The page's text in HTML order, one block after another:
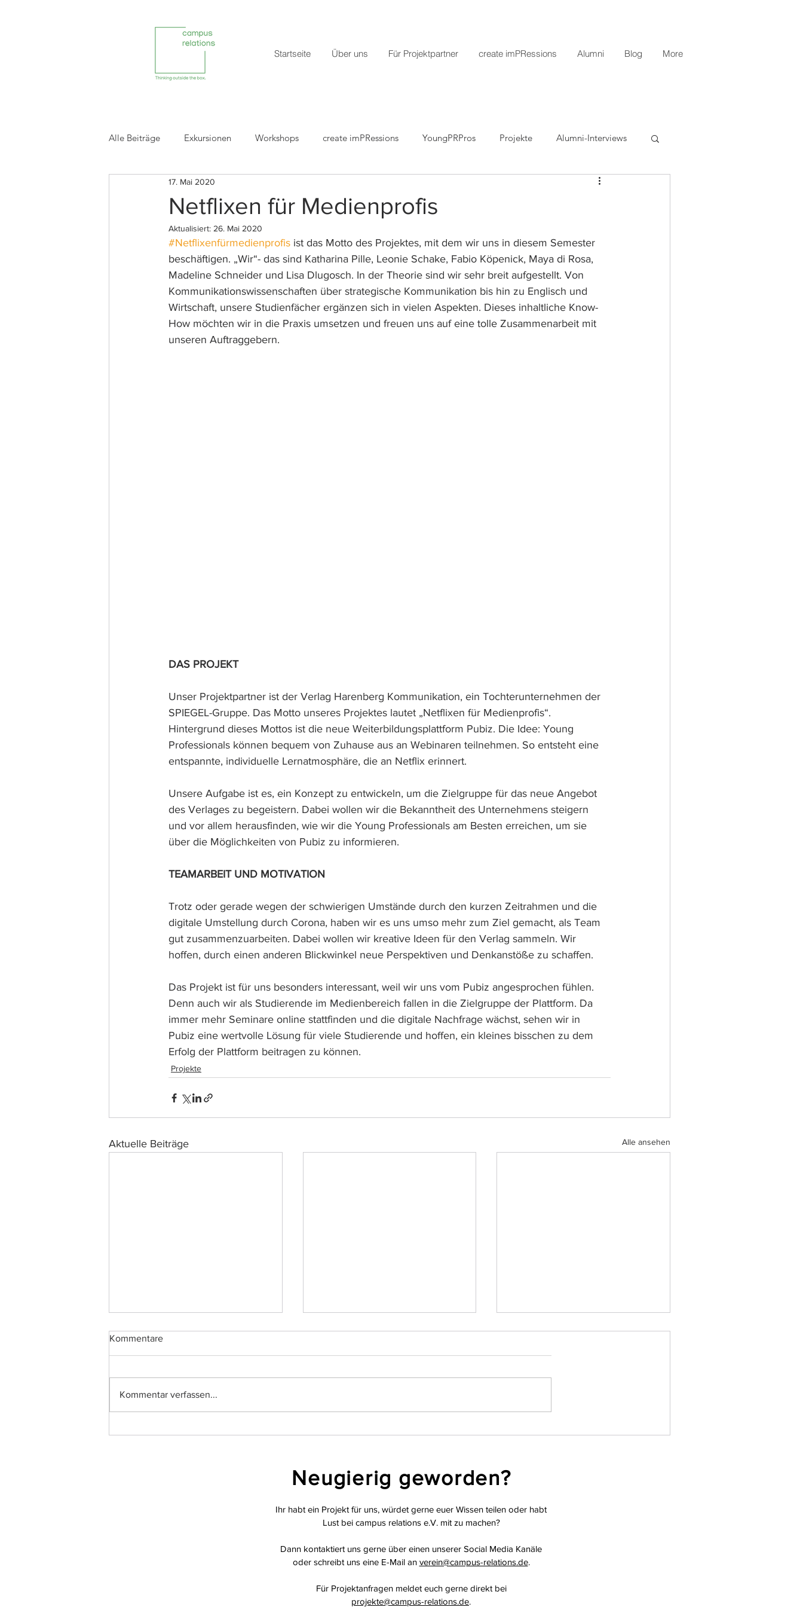
Startseite Über uns Für Projektpartner create imPRessions Alumni Blog More
Alle Beiträge Exkursionen Workshops create imPRessions YoungPRPros Projekte Alumni-Interviews
Reviews ehemaliger Projektpartner
Netflixen für Medienprofis
17. Mai 2020
Aktualisiert: 26. Mai 2020
#Netflixenfürmedienprofis ist das Motto des Projektes, mit dem wir uns in diesem Semester
beschäftigen. „Wir“- das sind Katharina Pille, Leonie Schake, Fabio Köpenick, Maya di Rosa,
Madeline Schneider und Lisa Dlugosch. In der Theorie sind wir sehr breit aufgestellt. Von
Kommunikationswissenschaften über strategische Kommunikation bis hin zu Englisch und
Wirtschaft, unsere Studienfächer ergänzen sich in vielen Aspekten. Dieses inhaltliche Know-
How möchten wir in die Praxis umsetzen und freuen uns auf eine tolle Zusammenarbeit mit
unseren Auftraggebern.
DAS PROJEKT
Unser Projektpartner ist der Verlag Harenberg Kommunikation, ein Tochterunternehmen der
SPIEGEL-Gruppe. Das Motto unseres Projektes lautet „Netflixen für Medienprofis“.
Hintergrund dieses Mottos ist die neue Weiterbildungsplattform Pubiz. Die Idee: Young
Professionals können bequem von Zuhause aus an Webinaren teilnehmen. So entsteht eine
entspannte, individuelle Lernatmosphäre, die an Netflix erinnert.
Unsere Aufgabe ist es, ein Konzept zu entwickeln, um die Zielgruppe für das neue Angebot
des Verlages zu begeistern. Dabei wollen wir die Bekanntheit des Unternehmens steigern
und vor allem herausfinden, wie wir die Young Professionals am Besten erreichen, um sie
über die Möglichkeiten von Pubiz zu informieren.
TEAMARBEIT UND MOTIVATION
Trotz oder gerade wegen der schwierigen Umstände durch den kurzen Zeitrahmen und die
digitale Umstellung durch Corona, haben wir es uns umso mehr zum Ziel gemacht, als Team
gut zusammenzuarbeiten. Dabei wollen wir kreative Ideen für den Verlag sammeln. Wir
hoffen, durch einen anderen Blickwinkel neue Perspektiven und Denkanstöße zu schaffen.
Das Projekt ist für uns besonders interessant, weil wir uns vom Pubiz angesprochen fühlen.
Denn auch wir als Studierende im Medienbereich fallen in die Zielgruppe der Plattform. Da
immer mehr Seminare online stattfinden und die digitale Nachfrage wächst, sehen wir in
Pubiz eine wertvolle Lösung für viele Studierende und hoffen, ein kleines bisschen zu dem
Erfolg der Plattform beitragen zu können.
Projekte
Aktuelle Beiträge Alle ansehen
Projektvorstellung: YUKI
Kommentare
Kommentar verfassen...
Neugierig geworden?
Ihr habt ein Projekt für uns, würdet gerne euer Wissen teilen oder habt
Lust bei campus relations e.V. mit zu machen?
Dann kontaktiert uns gerne über einen unserer Social Media Kanäle
oder schreibt uns eine E-Mail an verein@campus-relations.de.
Für Projektanfragen meldet euch gerne direkt bei
projekte@campus-relations.de.